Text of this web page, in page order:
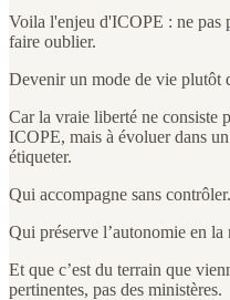
Voila l'enjeu d'ICOPE : ne pas
faire oublier.
Devenir un mode de vie plutôt
Car la vraie liberté ne consiste
ICOPE, mais à évoluer dans
étiqueter.
Qui accompagne sans contrôler.
Qui préserve l’autonomie en
Et que c’est du terrain que
pertinentes, pas des ministères.